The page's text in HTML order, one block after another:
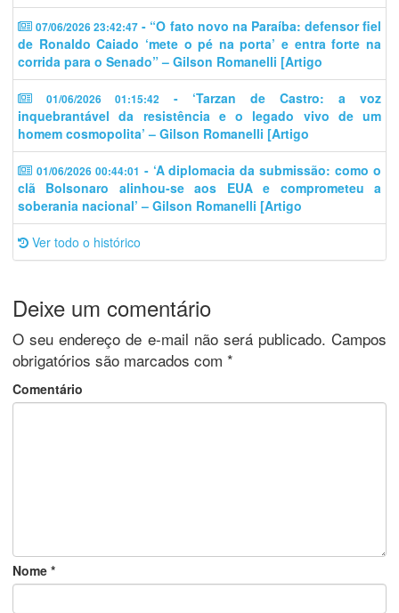
07/06/2026 23:42:47 - “O fato novo na Paraíba: defensor fiel
de Ronaldo Caiado ‘mete o pé na porta’ e entra forte na
corrida para o Senado” – Gilson Romanelli [Artigo
01/06/2026 01:15:42
- ‘Tarzan de Castro: a voz
inquebrantável da resistência e o legado vivo de um
homem cosmopolita’ – Gilson Romanelli [Artigo
01/06/2026 00:44:01 - ‘A diplomacia da submissão: como o
clã Bolsonaro alinhou-se aos EUA e comprometeu a
soberania nacional’ – Gilson Romanelli [Artigo
Ver todo o histórico
Deixe um comentário
O seu endereço de e-mail não será publicado. Campos
obrigatórios são marcados com *
Comentário
Nome *